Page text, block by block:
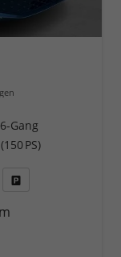
Gang
PS)
Datei, Fahrzeugexposé